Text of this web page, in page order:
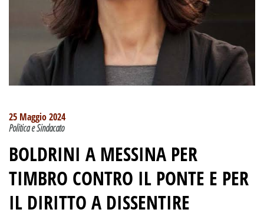
25 Maggio 2024
Politica e Sindacato
BOLDRINI A MESSINA PER
TIMBRO CONTRO IL PONTE E PER
IL DIRITTO A DISSENTIRE